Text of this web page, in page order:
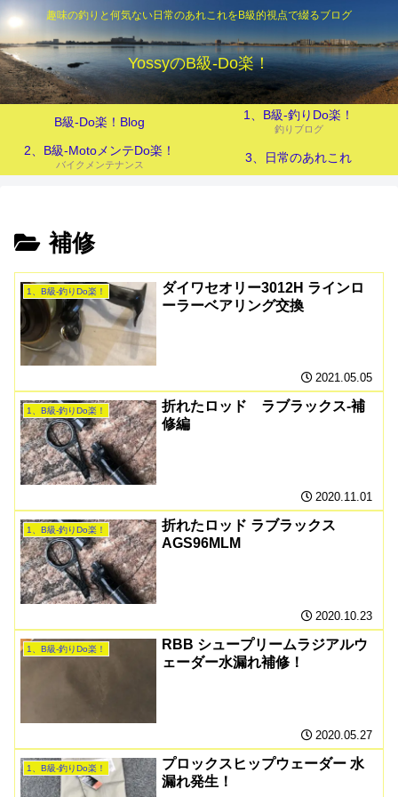
趣味の釣りと何気ない日常のあれこれをB級的視点で綴るブログ
YossyのB級‐Do楽！
B級-Do楽！Blog 1、B級-釣りDo楽！
釣りブログ
2、B級-MotoメンテDo楽！
バイクメンテナンス 3、日常のあれこれ
補修
1、B級-釣りDo楽！
ダイワセオリー3012H ラインロ
ーラーベアリング交換
2021.05.05
1、B級-釣りDo楽！
折れたロッド ラブラックス-補
修編
2020.11.01
1、B級-釣りDo楽！
折れたロッド ラブラックス
AGS96MLM
2020.10.23
1、B級-釣りDo楽！
RBB シュープリームラジアルウ
ェーダー水漏れ補修！
2020.05.27
1、B級-釣りDo楽！
プロックスヒップウェーダー 水
漏れ発生！